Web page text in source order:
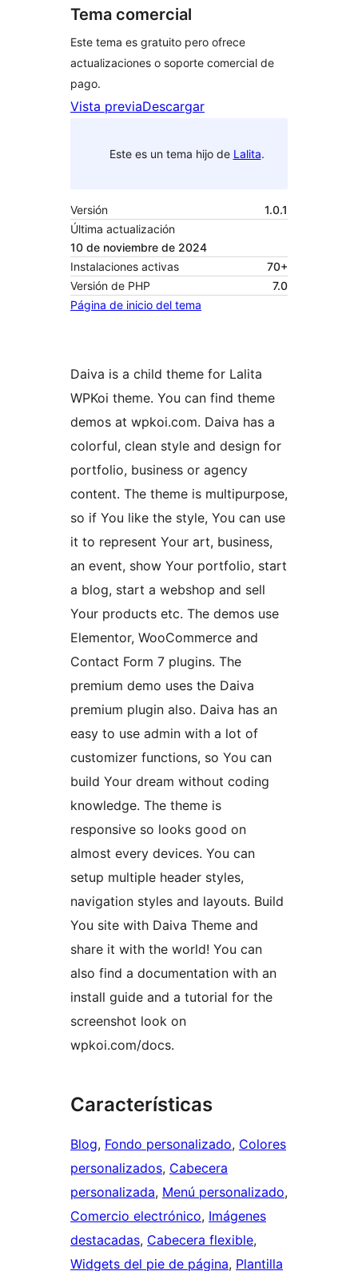
Tema comercial
Este tema es gratuito pero ofrece
actualizaciones o soporte comercial de
pago.
Vista previaDescargar
Este es un tema hijo de Lalita.
Versión
1.0.1
Última actualización
10 de noviembre de 2024
Instalaciones activas
70+
Versión de PHP
7.0
Página de inicio del tema
Daiva is a child theme for Lalita
WPKoi theme. You can find theme
demos at wpkoi.com. Daiva has a
colorful, clean style and design for
portfolio, business or agency
content. The theme is multipurpose,
so if You like the style, You can use
it to represent Your art, business,
an event, show Your portfolio, start
a blog, start a webshop and sell
Your products etc. The demos use
Elementor, WooCommerce and
Contact Form 7 plugins. The
premium demo uses the Daiva
premium plugin also. Daiva has an
easy to use admin with a lot of
customizer functions, so You can
build Your dream without coding
knowledge. The theme is
responsive so looks good on
almost every devices. You can
setup multiple header styles,
navigation styles and layouts. Build
You site with Daiva Theme and
share it with the world! You can
also find a documentation with an
install guide and a tutorial for the
screenshot look on
wpkoi.com/docs.
Características
Blog, Fondo personalizado, Colores
personalizados, Cabecera
personalizada, Menú personalizado
Comercio electrónico, Imágenes
destacadas, Cabecera flexible
Widgets del pie de página, Plantilla